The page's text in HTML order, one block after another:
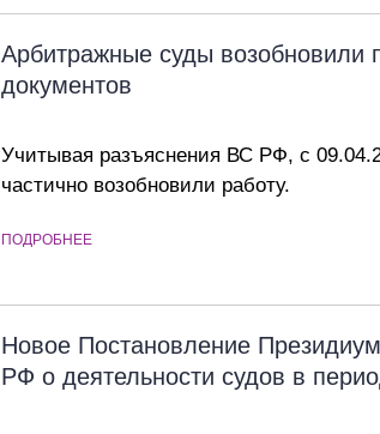
Арбитражные суды возобновили
документов
Учитывая разъяснения ВС РФ, с
частично возобновили работу.
ПОДРОБНЕЕ
Новое Постановление
РФ о деятельности судов в